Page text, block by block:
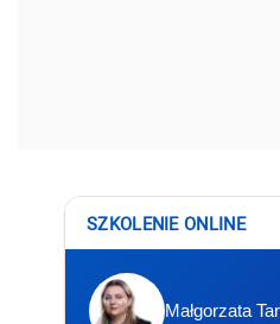
SZKOLENIE ONLINE
Małgorzata